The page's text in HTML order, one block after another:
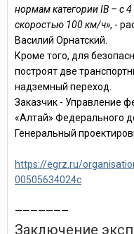
нормам категории IB – c
скоростью 100 км/ч», -
Василий Орнатский.
Кроме того, для
построят две
надземный переход.
Заказчик - Управление
«Алтай» Федерального
Генеральный
https://egrz.ru/
00505634024c
———————
Заключение